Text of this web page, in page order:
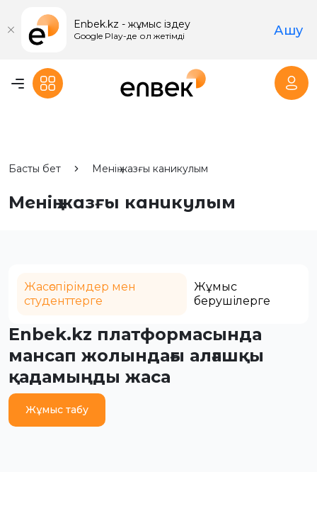
Басты бет Менің жазғы каникулым
Менің жазғы каникулым
Жасөспірімдер мен
студенттерге
Жұмыс
берушілерге
Enbek.kz платформасында
мансап жолындағы алғашқы
қадамыңды жаса
Жұмыс табу
Enbek.kz - жұмыс іздеу
Google Play-де қол жетімді Ашу